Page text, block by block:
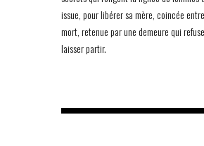
issue, pour libérer sa mère, coincée
mort, retenue par une demeure qui
laisser partir.